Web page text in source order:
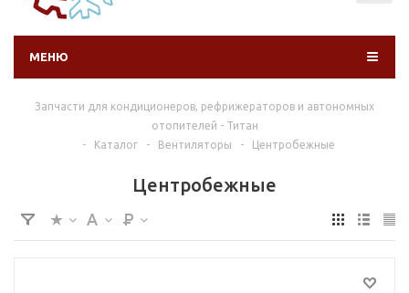
МЕНЮ
Запчасти для кондиционеров, рефрижераторов и автономных
отопителей - Титан
-
Каталог - Вентиляторы - Центробежные
Центробежные